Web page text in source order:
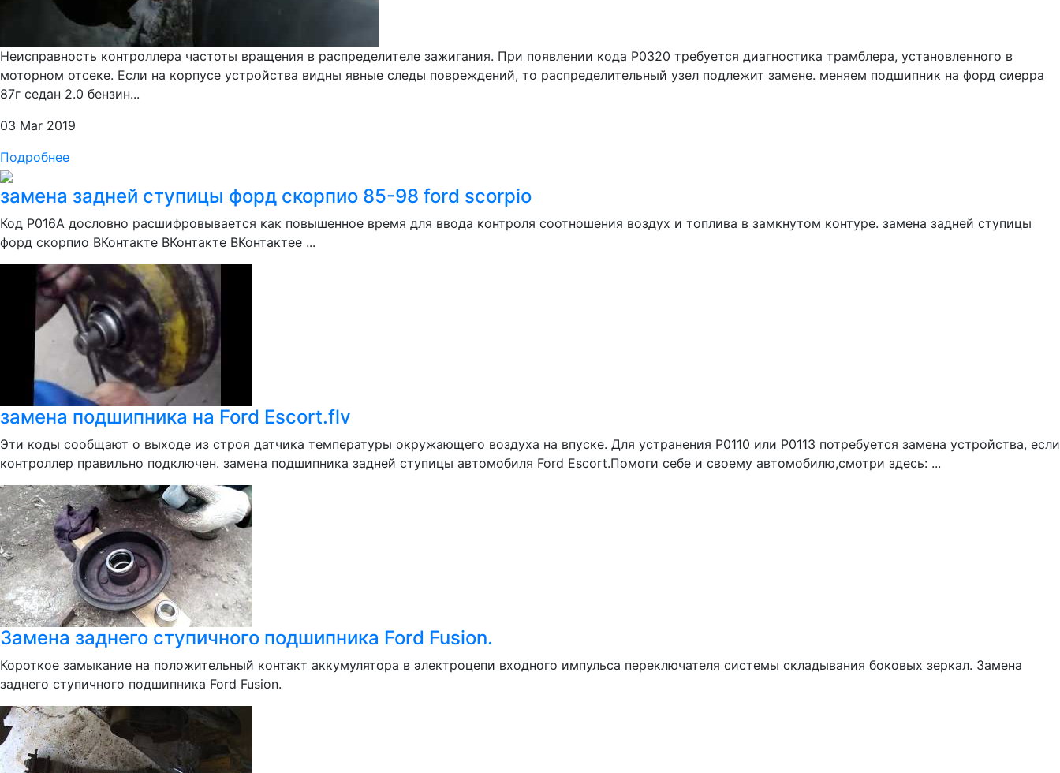
Неисправность контроллера частоты вращения в распределителе зажигания. При появлении кода Р0320 требуется диагностика трамблера, установленного в
моторном отсеке. Если на корпусе устройства видны явные следы повреждений, то распределительный узел подлежит замене. меняем подшипник на форд сиерра
87г седан 2.0 бензин...
03 Mar 2019
Подробнее
замена задней ступицы форд скорпио 85-98 ford scorpio
Код Р016А дословно расшифровывается как повышенное время для ввода контроля соотношения воздух и топлива в замкнутом контуре. замена задней ступицы
форд скорпио ВКонтакте ВКонтакте ВКонтактее ...
замена подшипника на Ford Escort.flv
Эти коды сообщают о выходе из строя датчика температуры окружающего воздуха на впуске. Для устранения Р0110 или Р0113 потребуется замена устройства, если
контроллер правильно подключен. замена подшипника задней ступицы автомобиля Ford Escort.Помоги себе и своему автомобилю,смотри здесь: ...
Замена заднего ступичного подшипника Ford Fusion.
Короткое замыкание на положительный контакт аккумулятора в электроцепи входного импульса переключателя системы складывания боковых зеркал. Замена
заднего ступичного подшипника Ford Fusion.